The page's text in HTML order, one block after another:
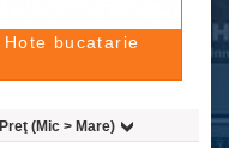
Hote bucatarie
Preţ (Mic > Mare)